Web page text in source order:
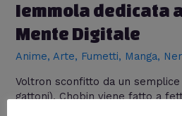
Iemmola dedicata
Mente Digitale
Anime,Arte, Fumetti, Manga,
Voltron sconfitto da un
gattoni), Chobin viene fatto a